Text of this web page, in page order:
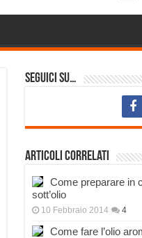
Seguici su…
Articoli correlati
Come preparare in
sott’olio
10 Febbraio 2014 4
Come fare l’olio